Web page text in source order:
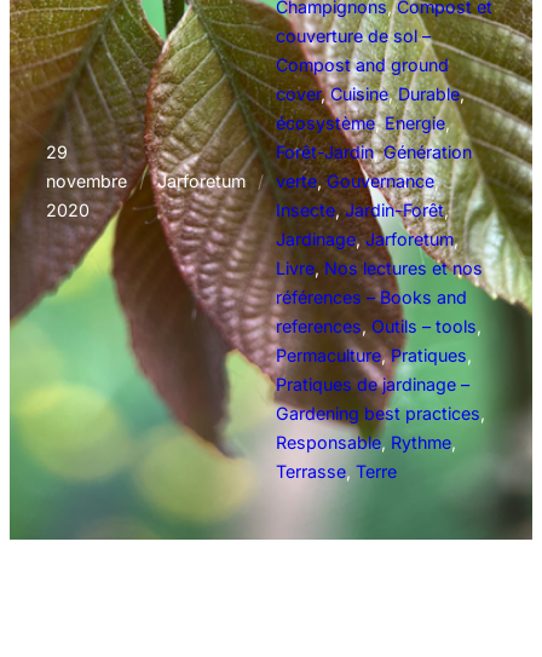
29
novembre
2020
/ Jarforetum /
Champignons, Compost et
couverture de sol –
Compost and ground
cover, Cuisine, Durable ,
écosystème, Energie ,
Forêt-Jardin, Génération
verte, Gouvernance ,
Insecte, Jardin-Forêt ,
Jardinage, Jarforetum ,
Livre, Nos lectures et nos
références – Books and
references, Outils – tools
Permaculture, Pratiques
Pratiques de jardinage –
Gardening best practices
Responsable, Rythme
Terrasse, Terre